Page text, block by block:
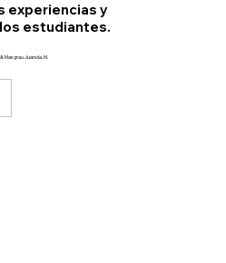
experiencias y
estudiantes.
Masgrau Juanola, M.